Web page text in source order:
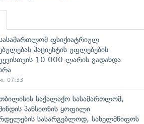
ფსიქიატრიულ
პაციენტის უფლებების
10 000 ლარის გადახდა
07:33
საქალაქო სასამართლომ,
პანსიონის ყოფილი
სასარგებლოდ, სახელმწიფოს